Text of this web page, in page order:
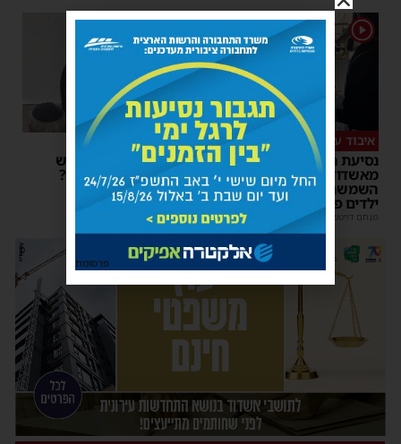
1
איבוד עשתונות
נסיעת האימים באוטובוס
מאשדוד: הנהג ניפץ את
השמשה לעיני הנוסעים –
ילדים פרצו בבכי
מנחם דויטש 11:34
1
צפו
על מה שוחחו מ"מ ראש
העיר והחיד"א אברג׳ל?
יוסי יחזקאלי |
23:37
פרסומת